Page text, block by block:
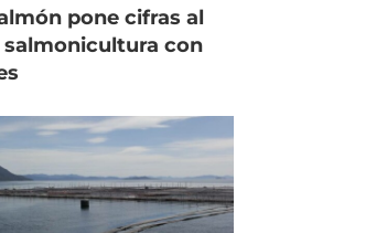
pone cifras al
con